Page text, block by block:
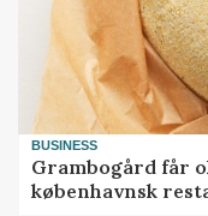
BUSINESS
Grambogård får
københavnsk